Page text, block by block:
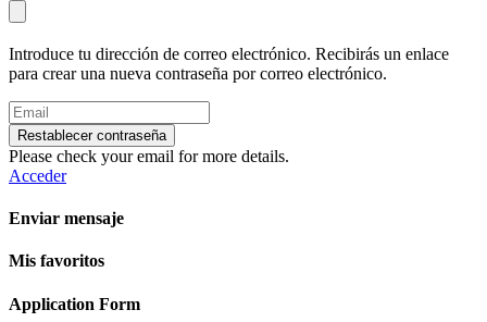
Introduce tu dirección de correo electrónico. Recibirás un enlace
para crear una nueva contraseña por correo electrónico.
Restablecer contraseña
Please check your email for more details.
Acceder
Enviar mensaje
Mis favoritos
Application Form